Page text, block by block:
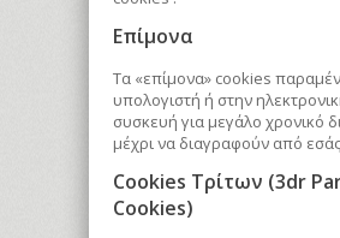
Επίμονα
Τα «επίμονα» cookies
υπολογιστή ή στην
συσκευή για μεγάλο χρονικό
μέχρι να διαγραφούν από
Cookies Τρίτων (3dr
Cookies)